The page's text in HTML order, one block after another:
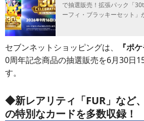
で抽選販売！拡張パック「
ーフィ・ブラッキーセット」
セブンネットショッピングは、 『ポ
0周年記念商品の抽選販売を6月30日
す。
◆新レアリティ「FUR」など
の特別なカードを多数収録！